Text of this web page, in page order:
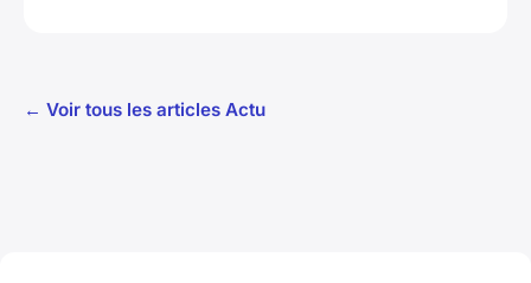
← Voir tous les articles Actu